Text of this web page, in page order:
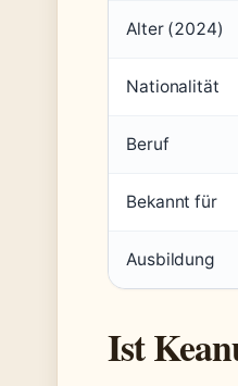
Alter (2024)
Nationalität
Beruf
Bekannt für
Ausbildung
Ist